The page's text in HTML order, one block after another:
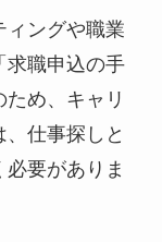
ィングや職業
求職申込の手
め、キャリ
仕事探しと
要がありま